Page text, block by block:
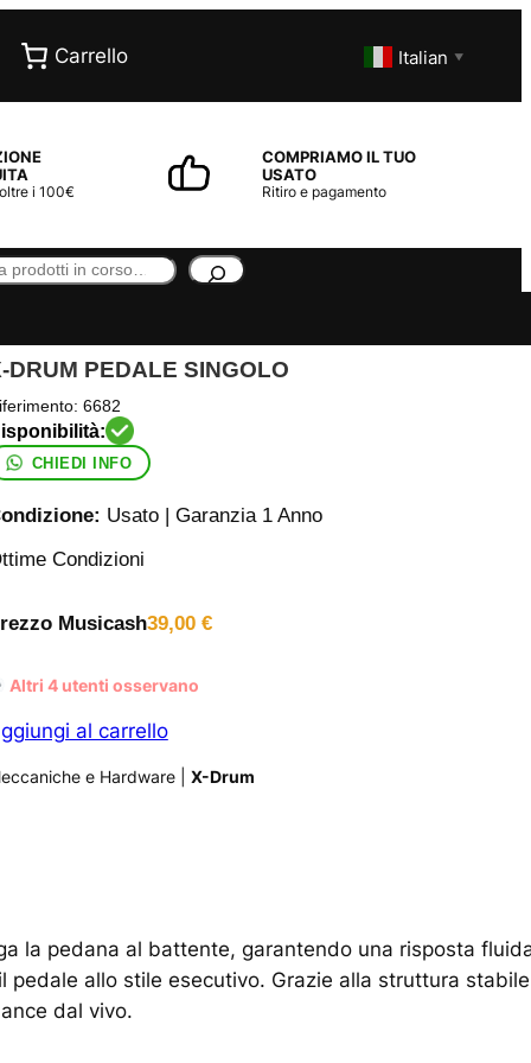
Carrello Italian ▼
i 100€
COMPRIAMO IL TUO
USATO
Ritiro e pagamento
DRUM PEDALE SINGOLO
6682
CHIEDI INFO
Usato | Garanzia 1 Anno
Condizioni
Musicash39,00 €
Altri4 utenti osservano
al carrello
e Hardware| X-Drum
la pedana al battente, garantendo una risposta
allo stile esecutivo. Grazie alla struttura
dal vivo.